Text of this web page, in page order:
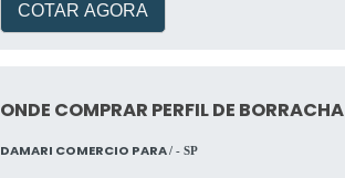
COTAR AGORA
ONDE COMPRAR PERFIL DE BORRACHA
DAMARI COMERCIO PARA/ - SP